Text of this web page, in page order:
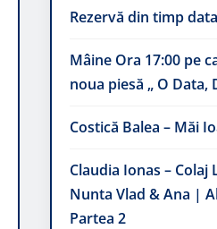
Rezervă din timp
Mâine Ora 17:00 pe
noua piesă „ O Data,
Costică Balea – Măi
Claudia Ionas –
Nunta Vlad & Ana |
Partea 2